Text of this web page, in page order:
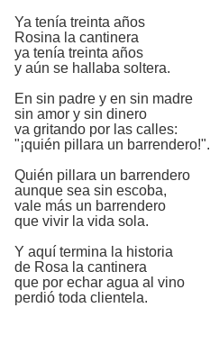
Ya tenía treinta años
Rosina la cantinera
ya tenía treinta años
y aún se hallaba soltera.
En sin padre y en sin madre
sin amor y sin dinero
va gritando por las calles:
"¡quién pillara un barrendero!".
Quién pillara un barrendero
aunque sea sin escoba,
vale más un barrendero
que vivir la vida sola.
Y aquí termina la historia
de Rosa la cantinera
que por echar agua al vino
perdió toda clientela.